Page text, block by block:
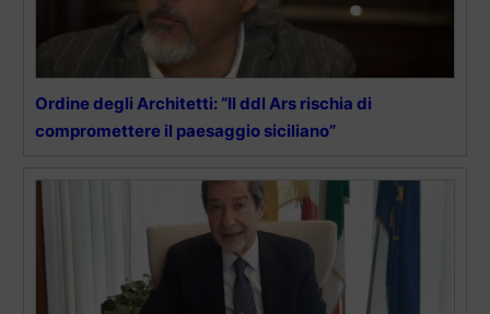
Ordine degli Architetti: “Il ddl Ars rischia di
compromettere il paesaggio siciliano”